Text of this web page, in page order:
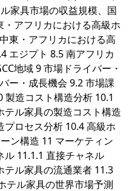
家具市場の収益規模、国
アフリカにおける高級ホ
東・アフリカにおける高
エジプト 8.5 南アフリカ
地域 9 市場ドライバー・
ー・成長機会 9.2 市場課
製造コスト構造分析 10.1
テル家具の製造コスト構造
ロセス分析 10.4 高級ホ
ン構造 11 マーケティン
ル 11.1.1 直接チャネル
テル家具の流通業者 11.3
テル家具の世界市場予測